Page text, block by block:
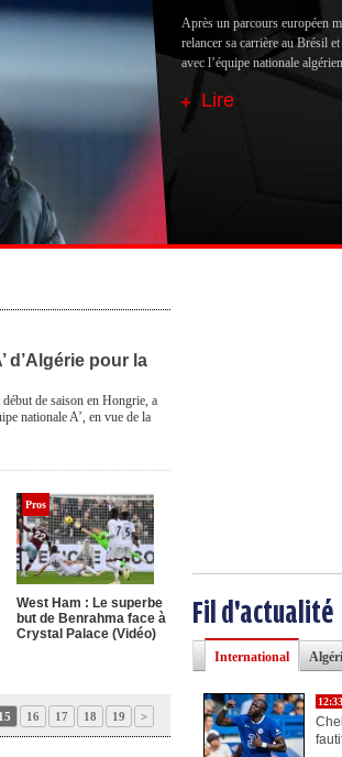
Après un parcours européen
relancer sa carrière au Brésil
avec l’équipe nationale
Lire
d’Algérie pour la
de saison en Hongrie, a
nationale A’, en vue de la
Pros
West Ham : Le superbe
but de Benrahma face à
Crystal Palace (Vidéo)
15 16 17 18 19 >
Fil d'actualité
International
12:33